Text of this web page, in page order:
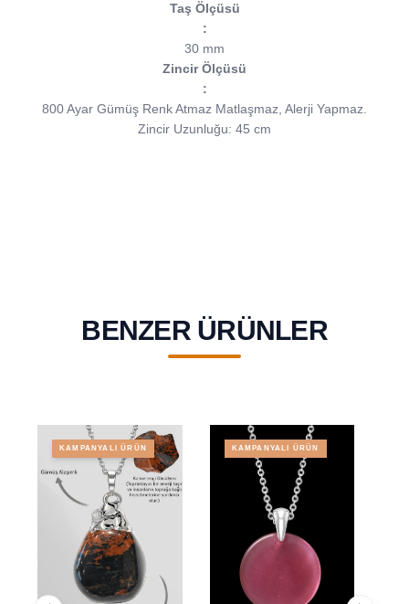
Taş Ölçüsü
:
30 mm
Zincir Ölçüsü
:
800 Ayar Gümüş Renk Atmaz Matlaşmaz, Alerji Yapmaz.
Zincir Uzunluğu: 45 cm
BENZER ÜRÜNLER
KAMPANYALI ÜRÜN KAMPANYALI ÜRÜN